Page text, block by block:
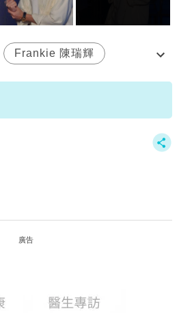
Frankie 陳瑞輝
Tiger 邱傲然
廣告